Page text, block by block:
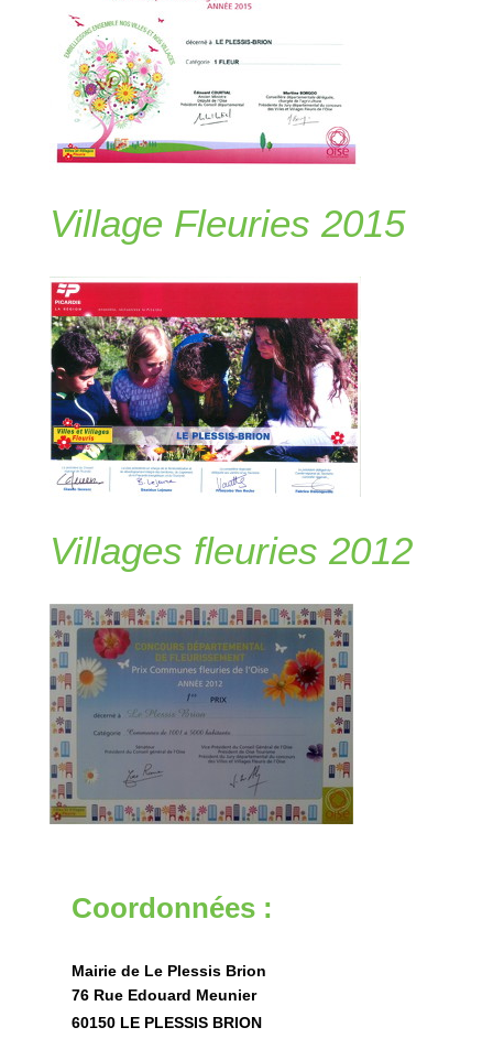
Village Fleuries 2015
Villages fleuries 2012
Coordonnées :
Mairie de Le Plessis Brion
76 Rue Edouard Meunier
60150 LE PLESSIS BRION